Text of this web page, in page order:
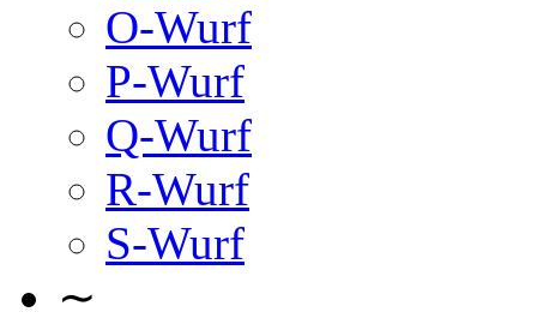
O-Wurf
P-Wurf
Q-Wurf
R-Wurf
S-Wurf
∼